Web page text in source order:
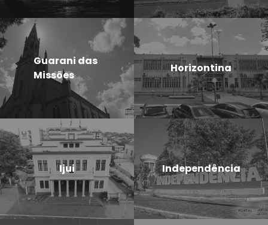
Guarani das
Missões
Horizontina
Ijui Independência